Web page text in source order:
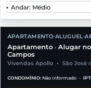
Andar: Médio
APARTAMENTO•ALUGUEL•
Apartamento • Alugar
Campos
Vivendas Apollo • São José
CONDOMÍNIO: Não informado •